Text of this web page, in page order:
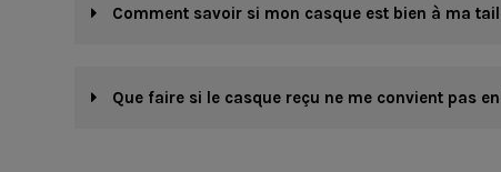
Comment savoir si mon casque est bien à ma
Que faire si le casque reçu ne me convient pas